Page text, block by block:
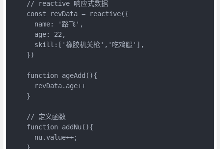
    // reactive 响应式数据
    const revData = reactive({
      name: '路飞',
      age: 22,
      skill:['橡胶机关枪','吃鸡腿'],
    })
    function ageAdd(){
      revData.age++
    }
    // 定义函数
    function addNu(){
      nu.value++;
    }